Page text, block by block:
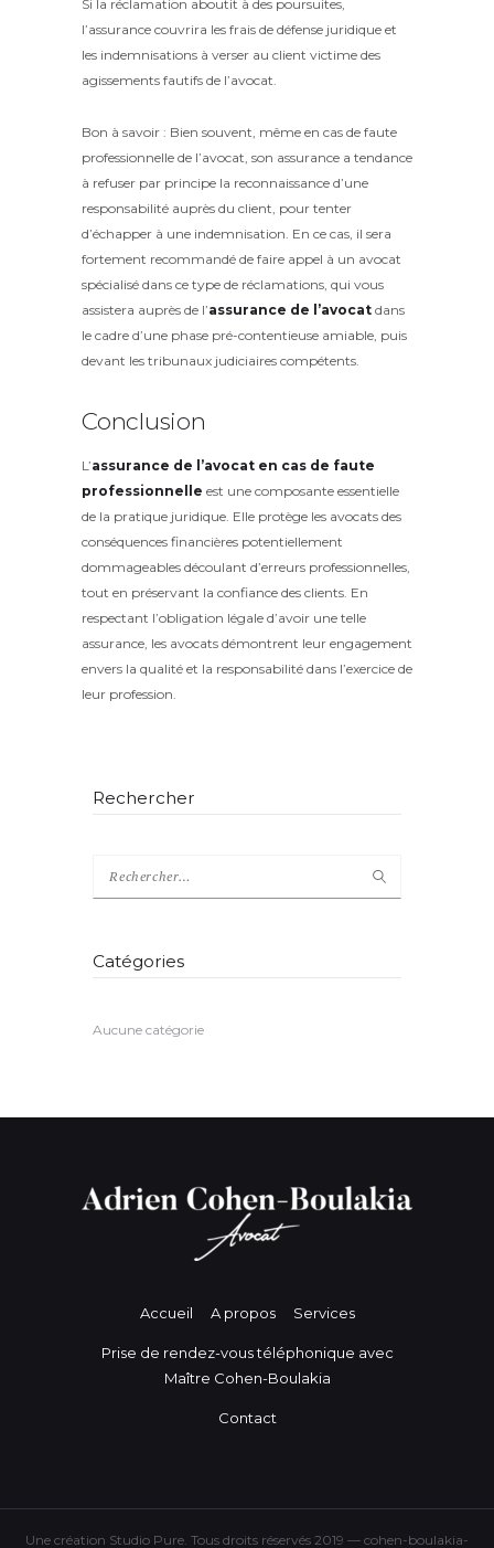
Si la réclamation aboutit à des poursuites,
l’assurance couvrira les frais de défense juridique et
les indemnisations à verser au client victime des
agissements fautifs de l’avocat.
Bon à savoir : Bien souvent, même en cas de faute
professionnelle de l’avocat, son assurance a tendance
à refuser par principe la reconnaissance d’une
responsabilité auprès du client, pour tenter
d’échapper à une indemnisation. En ce cas, il sera
fortement recommandé de faire appel à un avocat
spécialisé dans ce type de réclamations, qui vous
assistera auprès de l’assurance de l’avocat dans
le cadre d’une phase pré-contentieuse amiable, puis
devant les tribunaux judiciaires compétents.
Conclusion
L’assurance de l’avocat en cas de faute
professionnelle est une composante essentielle
de la pratique juridique. Elle protège les avocats des
conséquences financières potentiellement
dommageables découlant d’erreurs professionnelles,
tout en préservant la confiance des clients. En
respectant l’obligation légale d’avoir une telle
assurance, les avocats démontrent leur engagement
envers la qualité et la responsabilité dans l’exercice de
leur profession.
Rechercher
Catégories
Aucune catégorie
Accueil A propos Services
Prise de rendez-vous téléphonique avec
Maître Cohen-Boulakia
Contact
Une création Studio Pure. Tous droits réservés 2019 — cohen-boulakia-